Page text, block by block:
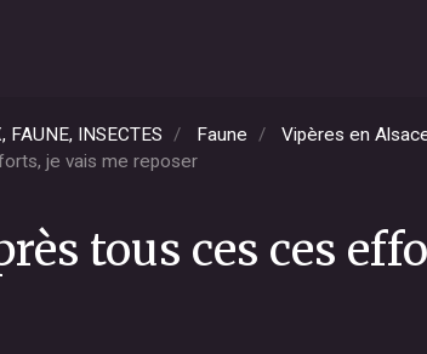
FAUNE, INSECTES Faune
Vipères en
je vais me reposer
tous ces ces